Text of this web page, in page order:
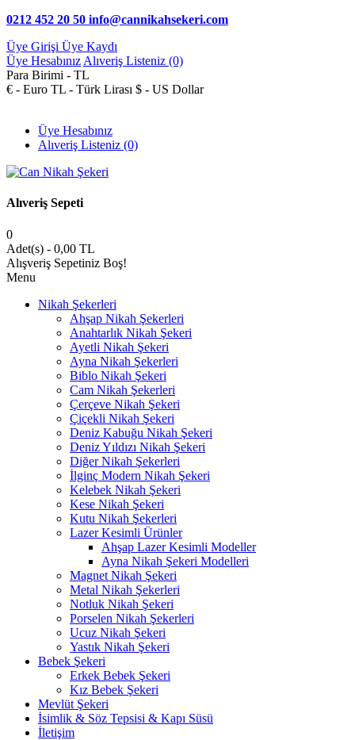
0212 452 20 50 info@cannikahsekeri.com
Üye Girişi Üye Kaydı
Üye Hesabınız Alıveriş Listeniz (0)
Para Birimi - TL
€ - Euro TL - Türk Lirası $ - US Dollar
Üye Hesabınız
Alıveriş Listeniz (0)
Alıveriş Sepeti
0
Adet(s) - 0,00 TL
Alışveriş Sepetiniz Boş!
Menu
Nikah Şekerleri
Ahşap Nikah Şekerleri
Anahtarlık Nikah Şekeri
Ayetli Nikah Şekeri
Ayna Nikah Şekerleri
Biblo Nikah Şekeri
Cam Nikah Şekerleri
Çerçeve Nikah Şekeri
Çiçekli Nikah Şekeri
Deniz Kabuğu Nikah Şekeri
Deniz Yıldızı Nikah Şekeri
Diğer Nikah Şekerleri
İlginç Modern Nikah Şekeri
Kelebek Nikah Şekeri
Kese Nikah Şekeri
Kutu Nikah Şekerleri
Lazer Kesimli Ürünler
Ahşap Lazer Kesimli Modeller
Ayna Nikah Şekeri Modelleri
Magnet Nikah Şekeri
Metal Nikah Şekerleri
Notluk Nikah Şekeri
Porselen Nikah Şekerleri
Ucuz Nikah Şekeri
Yastık Nikah Şekeri
Bebek Şekeri
Erkek Bebek Şekeri
Kız Bebek Şekeri
Mevlüt Şekeri
İsimlik & Söz Tepsisi & Kapı Süsü
İletişim